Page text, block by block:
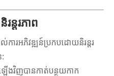
ន្តរភាព
ារអភិវឌ្ឍន៍ប្រកបដោយនិរន្តរ
:
ើងវិញបានកាត់បន្ថយកាក